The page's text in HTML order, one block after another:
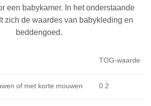
een babykamer. In het onderstaande
zich de waardes van babykleding en
beddengoed.
TOG-waarde
of met korte mouwen 0.2